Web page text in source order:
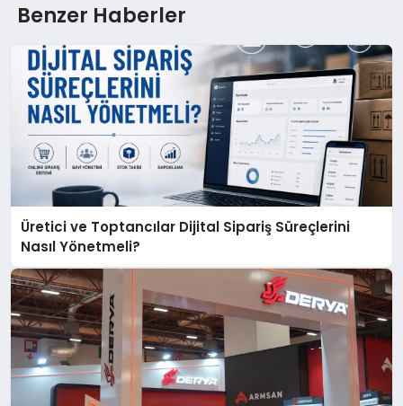
Benzer Haberler
Üretici ve Toptancılar Dijital Sipariş Süreçlerini
Nasıl Yönetmeli?